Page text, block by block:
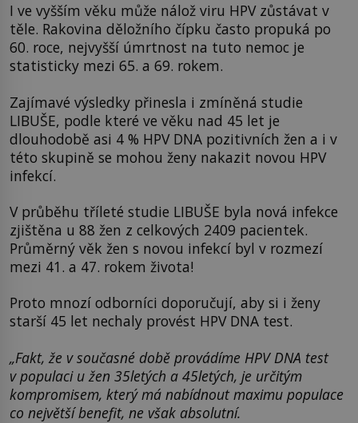
I ve vyšším věku může nálož viru HPV zůstávat v
těle. Rakovina děložního čípku často propuká po
60. roce, nejvyšší úmrtnost na tuto nemoc je
statisticky mezi 65. a 69. rokem.
Zajímavé výsledky přinesla i zmíněná studie
LIBUŠE, podle které ve věku nad 45 let je
dlouhodobě asi 4 % HPV DNA pozitivních žen a i v
této skupině se mohou ženy nakazit novou HPV
infekcí.
V průběhu tříleté studie LIBUŠE byla nová infekce
zjištěna u 88 žen z celkových 2409 pacientek.
Průměrný věk žen s novou infekcí byl v rozmezí
mezi 41. a 47. rokem života!
Proto mnozí odborníci doporučují, aby si i ženy
starší 45 let nechaly provést HPV DNA test.
„Fakt, že v současné době provádíme HPV DNA test
v populaci u žen 35letých a 45letých, je určitým
kompromisem, který má nabídnout maximu populace
co největší benefit, ne však absolutní.